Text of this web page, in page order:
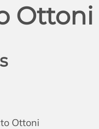
Ottoni
Ottoni